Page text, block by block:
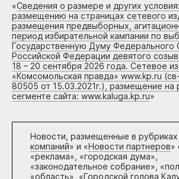
«Сведения о размере и других
размещению на страницах сетевого
размещения предвыборных,
период избирательной кампании по
Государственную Думу Федерального
Российской Федерации девятого
18 – 20 сентября 2026 года. Сетевое
«Комсомольская правда» www.kp.ru
80505 от 15.03.2021г.), размещение на
сегменте сайта: www.kaluga.kp.ru»
Новости, размещенные в рубриках
компаний» и «Новости партнеров»
«реклама», «городская дума»,
«законодательное собрание»,
«область», «Городской голова